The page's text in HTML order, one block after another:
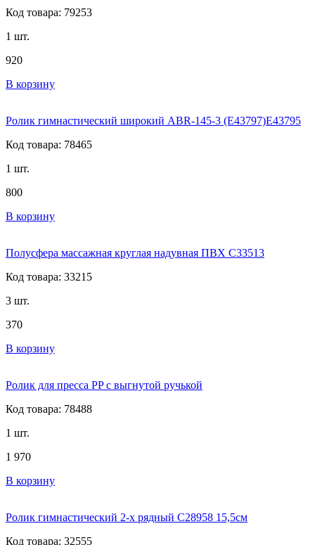
Код товара: 79253
1 шт.
920
В корзину
Ролик гимнастический широкий ABR-145-3 (E43797)E43795
Код товара: 78465
1 шт.
800
В корзину
Полусфера массажная круглая надувная ПВХ C33513
Код товара: 33215
3 шт.
370
В корзину
Ролик для пресса PP с выгнутой ручькой
Код товара: 78488
1 шт.
1 970
В корзину
Ролик гимнастический 2-х рядный C28958 15,5см
Код товара: 32555